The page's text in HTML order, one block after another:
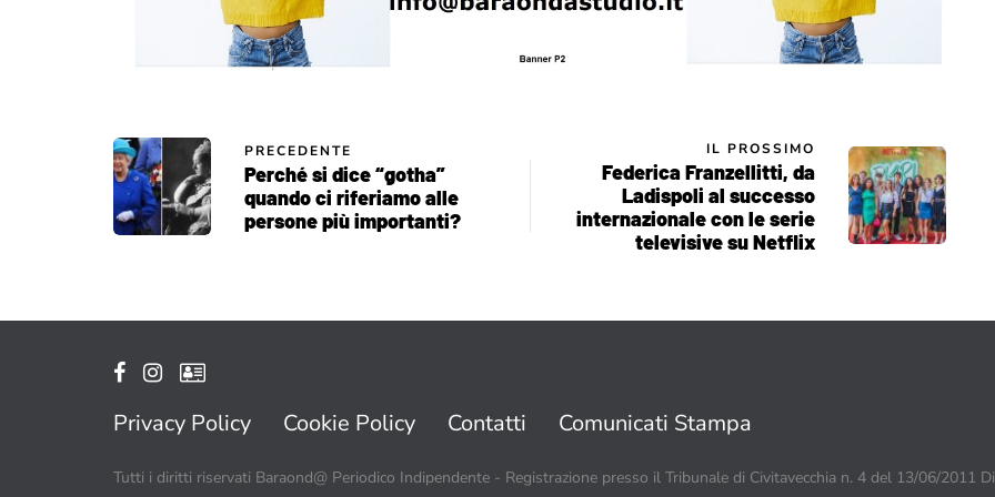
PRECEDENTE
Perché si dice “gotha”
quando ci riferiamo alle
persone più importanti?
IL PROSSIMO
Federica Franzellitti, da
Ladispoli al successo
internazionale con le serie
televisive su Netflix
Privacy Policy Cookie Policy Contatti Comunicati Stampa
Tutti i diritti riservati Baraond@ Periodico Indipendente - Registrazione presso il Tribunale di Civitavecchia n. 4 del 13/06/2011